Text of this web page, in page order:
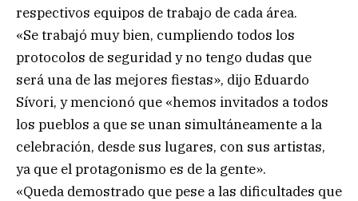
respectivos equipos de trabajo de cada área.
«Se trabajó muy bien, cumpliendo todos los
protocolos de seguridad y no tengo dudas que
será una de las mejores fiestas», dijo Eduardo
Sívori, y mencionó que «hemos invitados a todos
los pueblos a que se unan simultáneamente a la
celebración, desde sus lugares, con sus artistas,
ya que el protagonismo es de la gente».
«Queda demostrado que pese a las dificultades que